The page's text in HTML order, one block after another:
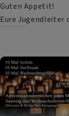
Guten Appetit!
Eure Jugendleiter